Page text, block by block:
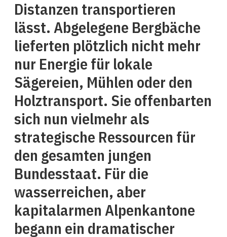
Distanzen transportieren
lässt. Abgelegene Bergbäche
lieferten plötzlich nicht mehr
nur Energie für lokale
Sägereien, Mühlen oder den
Holztransport. Sie offenbarten
sich nun vielmehr als
strategische Ressourcen für
den gesamten jungen
Bundesstaat. Für die
wasserreichen, aber
kapitalarmen Alpenkantone
begann ein dramatischer